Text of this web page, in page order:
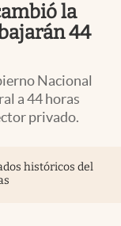
la
44
Nacional
a 44 horas
privado.
históricos del